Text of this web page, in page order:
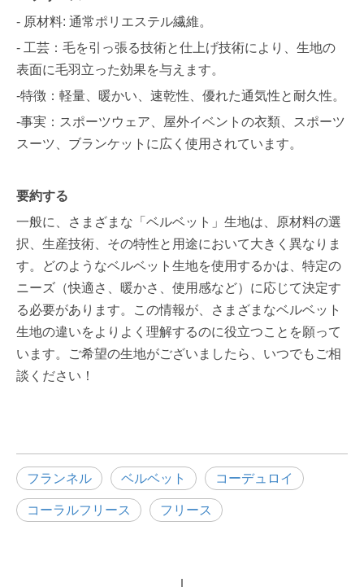
- 原材料: 通常ポリエステル繊維。
- 工芸：毛を引っ張る技術と仕上げ技術により、生地の
表面に毛羽立った効果を与えます。
-特徴：軽量、暖かい、速乾性、優れた通気性と耐久性。
-事実：スポーツウェア、屋外イベントの衣類、スポーツ
スーツ、ブランケットに広く使用されています。
要約する
一般に、さまざまな「ベルベット」生地は、原材料の選
択、生産技術、その特性と用途において大きく異なりま
す。どのようなベルベット生地を使用するかは、特定の
ニーズ（快適さ、暖かさ、使用感など）に応じて決定す
る必要があります。この情報が、さまざまなベルベット
生地の違いをよりよく理解するのに役立つことを願って
います。ご希望の生地がございましたら、いつでもご相
談ください！
フランネル ベルベット コーデュロイ
コーラルフリース フリース